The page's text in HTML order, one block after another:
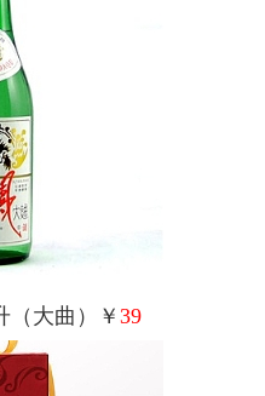
（大曲）￥ 39